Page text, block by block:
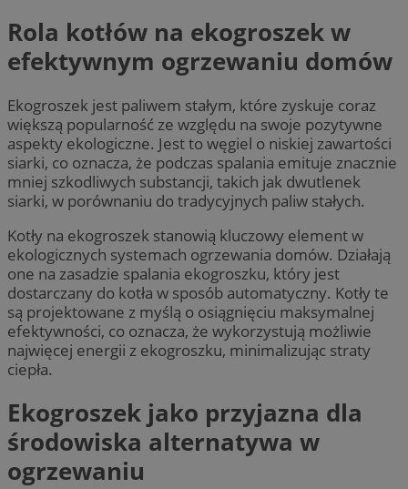
Rola kotłów na ekogroszek w
efektywnym ogrzewaniu domów
Ekogroszek jest paliwem stałym, które zyskuje coraz
większą popularność ze względu na swoje pozytywne
aspekty ekologiczne. Jest to węgiel o niskiej zawartości
siarki, co oznacza, że podczas spalania emituje znacznie
mniej szkodliwych substancji, takich jak dwutlenek
siarki, w porównaniu do tradycyjnych paliw stałych.
Kotły na ekogroszek stanowią kluczowy element w
ekologicznych systemach ogrzewania domów. Działają
one na zasadzie spalania ekogroszku, który jest
dostarczany do kotła w sposób automatyczny. Kotły te
są projektowane z myślą o osiągnięciu maksymalnej
efektywności, co oznacza, że wykorzystują możliwie
najwięcej energii z ekogroszku, minimalizując straty
ciepła.
Ekogroszek jako przyjazna dla
środowiska alternatywa w
ogrzewaniu